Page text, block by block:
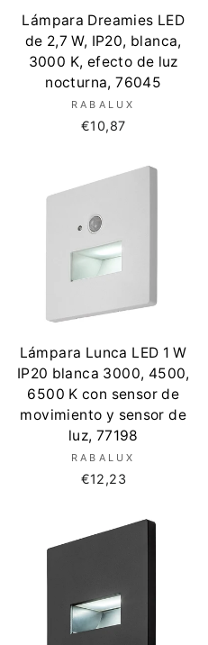
Lámpara Dreamies LED
de 2,7 W, IP20, blanca,
3000 K, efecto de luz
nocturna, 76045
RABALUX
€10,87
Lámpara Lunca LED 1 W
IP20 blanca 3000, 4500,
6500 K con sensor de
movimiento y sensor de
luz, 77198
RABALUX
€12,23